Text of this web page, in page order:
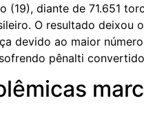
(19), diante de 71.651
O resultado deixou
devido ao maior
pênalti